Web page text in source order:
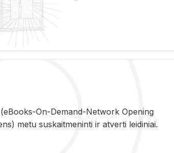
On-De­mand-Ne­twork Ope­ning
metu su­skait­me­nin­ti ir at­ver­ti lei­di­niai.